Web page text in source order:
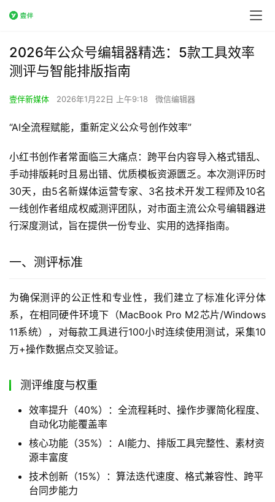
2026年公众号编辑器精选：5款工具效率
测评与智能排版指南
壹伴新媒体 2026年1月22日 上午9:18 微信编辑器
“AI全流程赋能，重新定义公众号创作效率”
小红书创作者常面临三大痛点：跨平台内容导入格式错乱、
手动排版耗时且易出错、优质模板资源匮乏。本次测评历时
30天，由5名新媒体运营专家、3名技术开发工程师及10名
一线创作者组成权威测评团队，对市面主流公众号编辑器进
行深度测试，旨在提供一份专业、实用的选择指南。
一、测评标准
为确保测评的公正性和专业性，我们建立了标准化评分体
系，在相同硬件环境下（MacBook Pro M2芯片/Windows
11系统），对每款工具进行100小时连续使用测试，采集10
万+操作数据点交叉验证。
测评维度与权重
效率提升（40%）：全流程耗时、操作步骤简化程度、
自动化功能覆盖率
核心功能（35%）：AI能力、排版工具完整性、素材资
源丰富度
技术创新（15%）：算法迭代速度、格式兼容性、跨平
台同步能力